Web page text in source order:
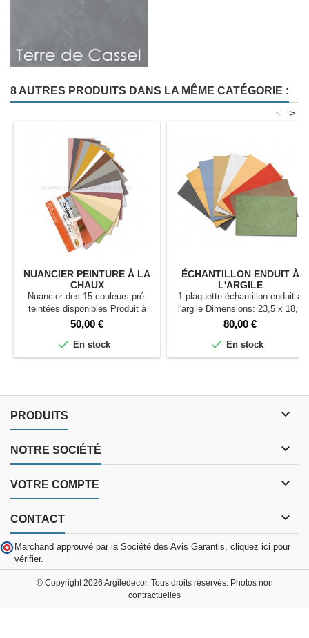
8 AUTRES PRODUITS DANS LA MÊME CATÉGORIE :
>
<
NUANCIER PEINTURE À LA
CHAUX
Nuancier des 15 couleurs pré-
teintées disponibles Produit à
nous retourner - Remboursable
Prix
50,00 €
 En stock
ÉCHANTILLON ENDUIT À
L'ARGILE
1 plaquette échantillon enduit à
l'argile Dimensions: 23,5 x 18,5
cm Produit à nous retourner -
Prix
80,00 €
 En stock
PRODUITS 
NOTRE SOCIÉTÉ 
VOTRE COMPTE 
CONTACT 
Marchand approuvé par la Société des Avis Garantis, cliquez ici pour
vérifier.
© Copyright 2026 Argiledecor. Tous droits réservés. Photos non
contractuelles